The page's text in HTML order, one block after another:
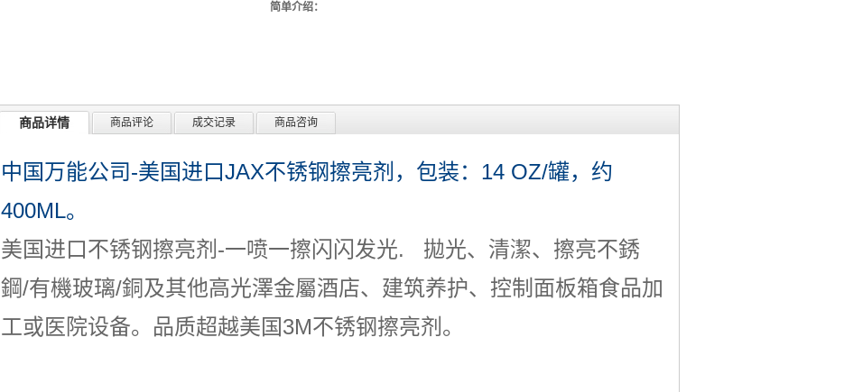
简单介绍：
商品详情 商品评论 成交记录 商品咨询
中国万能公司-美国进口JAX不锈钢擦亮剂，包装：14 OZ/罐，约
400ML。
美国进口不锈钢擦亮剂-一喷一擦闪闪发光. 拋光、清潔、擦亮不銹
鋼/有機玻璃/銅及其他高光澤金屬酒店、建筑养护、控制面板箱食品加
工或医院设备。品质超越美国3M不锈钢擦亮剂。